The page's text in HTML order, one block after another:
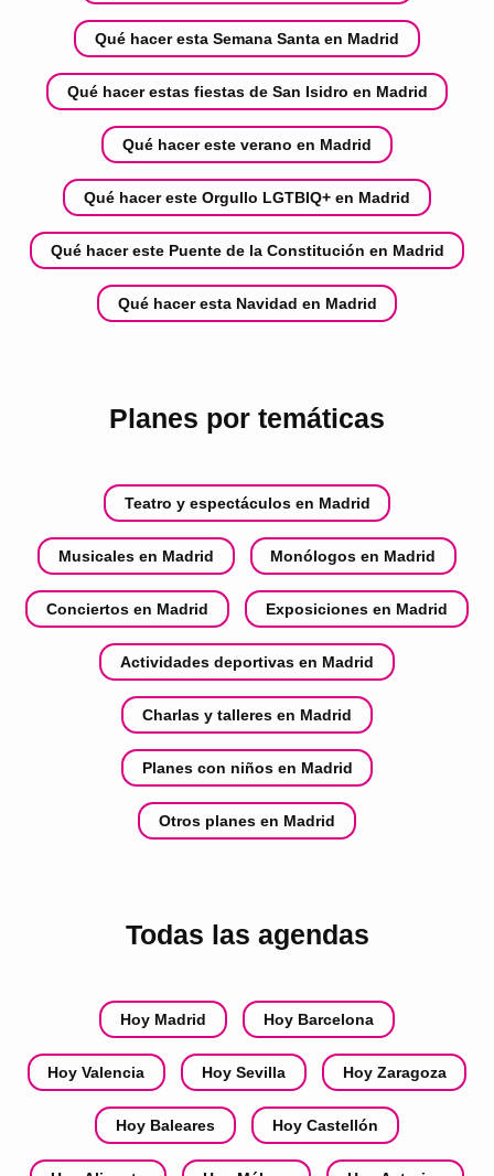
Qué hacer esta Semana Santa en Madrid
Qué hacer estas fiestas de San Isidro en Madrid
Qué hacer este verano en Madrid
Qué hacer este Orgullo LGTBIQ+ en Madrid
Qué hacer este Puente de la Constitución en Madrid
Qué hacer esta Navidad en Madrid
Planes por temáticas
Teatro y espectáculos en Madrid
Musicales en Madrid Monólogos en Madrid
Conciertos en Madrid Exposiciones en Madrid
Actividades deportivas en Madrid
Charlas y talleres en Madrid
Planes con niños en Madrid
Otros planes en Madrid
Todas las agendas
Hoy Madrid Hoy Barcelona
Hoy Valencia Hoy Sevilla Hoy Zaragoza
Hoy Baleares Hoy Castellón